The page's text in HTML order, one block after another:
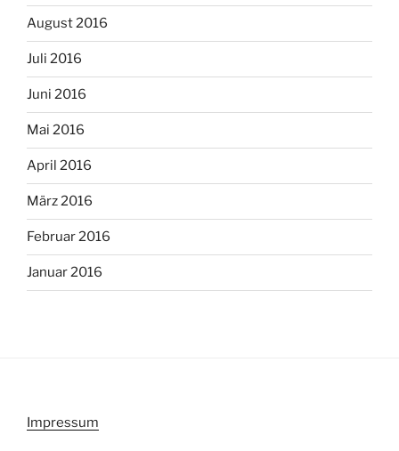
August 2016
Juli 2016
Juni 2016
Mai 2016
April 2016
März 2016
Februar 2016
Januar 2016
Impressum